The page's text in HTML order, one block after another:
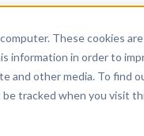
These cookies
information in order to
and other media. To find
tracked when you visit